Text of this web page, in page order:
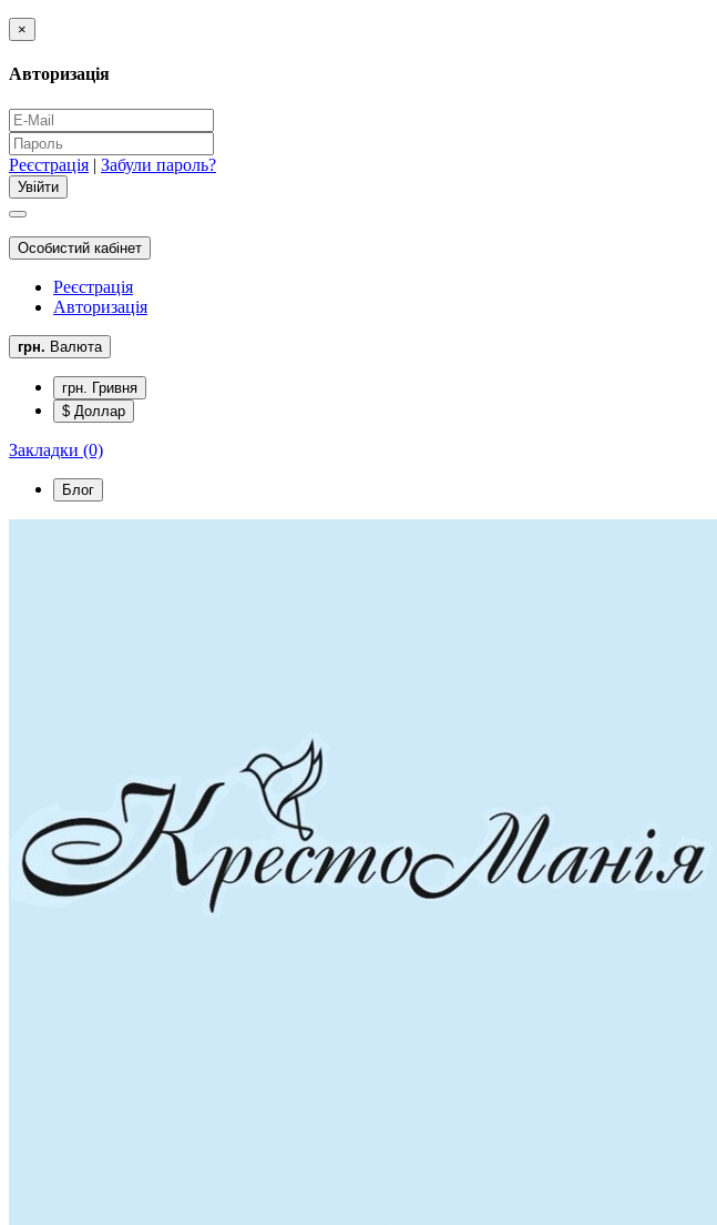
×
Авторизація
Реєстрація | Забули пароль?
Особистий кабінет
Реєстрація
Авторизація
грн. Валюта
грн. Гривня
$ Доллар
Закладки (0)
Блог